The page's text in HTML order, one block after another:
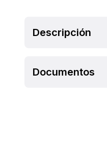
Descripción
Documentos